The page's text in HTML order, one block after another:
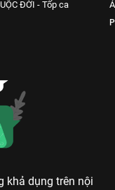
ĐỜI - Tốp ca
P
khả dụng trên nội